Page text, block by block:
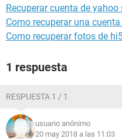
Recuperar cuenta de
Como recuperar una
Como recuperar fotos de
1 respuesta
RESPUESTA 1 / 1
usuario anónimo
20 may 2018 a las 11:03